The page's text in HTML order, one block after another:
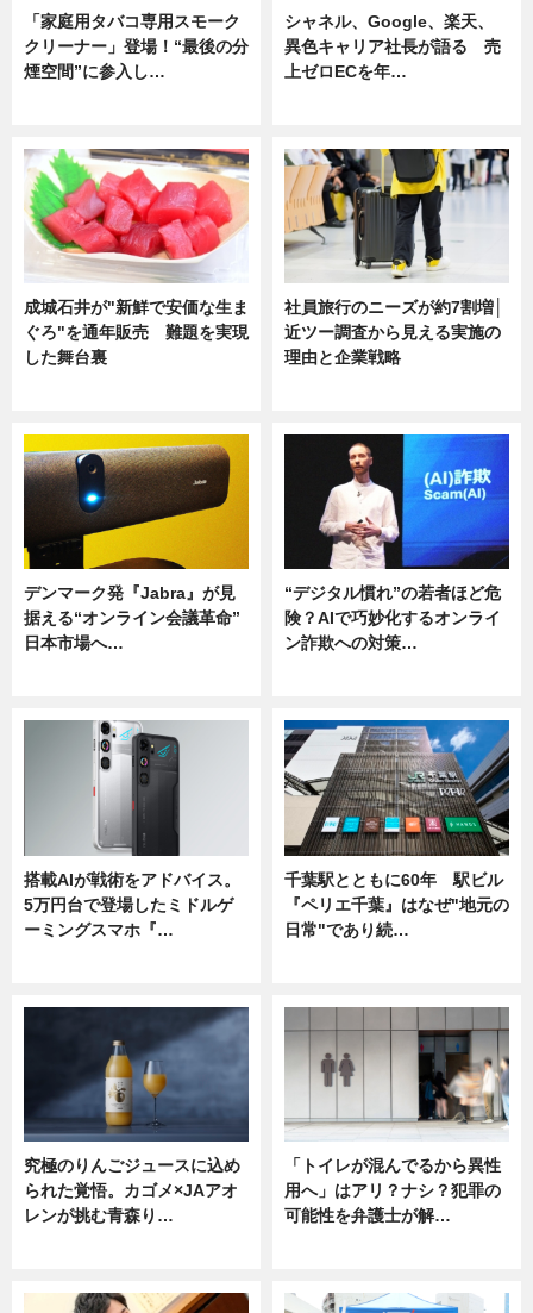
「家庭用タバコ専用スモーク
クリーナー」登場！“最後の分
煙空間”に参入し…
シャネル、Google、楽天、
異色キャリア社長が語る 売
上ゼロECを年…
成城石井が"新鮮で安価な生ま
ぐろ"を通年販売 難題を実現
した舞台裏
社員旅行のニーズが約7割増│
近ツー調査から見える実施の
理由と企業戦略
デンマーク発『Jabra』が見
据える“オンライン会議革命”
日本市場へ…
“デジタル慣れ”の若者ほど危
険？AIで巧妙化するオンライ
ン詐欺への対策…
搭載AIが戦術をアドバイス。
5万円台で登場したミドルゲ
ーミングスマホ『…
千葉駅とともに60年 駅ビル
『ペリエ千葉』はなぜ"地元の
日常"であり続…
究極のりんごジュースに込め
られた覚悟。カゴメ×JAアオ
レンが挑む青森り…
「トイレが混んでるから異性
用へ」はアリ？ナシ？犯罪の
可能性を弁護士が解…